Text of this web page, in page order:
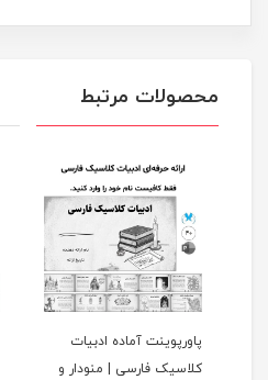
محصولات مرتبط
پاورپوینت آماده ادبیات
کلاسیک فارسی | منودار و